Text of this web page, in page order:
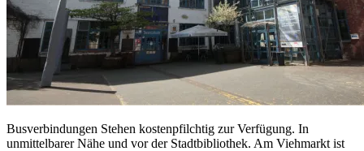
Busverbindungen Stehen kostenpfilchtig zur Verfügung. In
unmittelbarer Nähe und vor der Stadtbibliothek. Am Viehmarkt ist